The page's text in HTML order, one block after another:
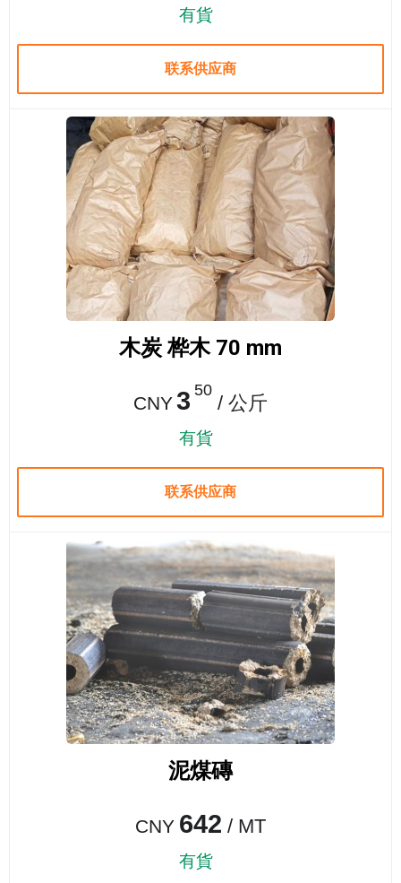
有貨
联系供应商
木炭 桦木 70 mm
CNY3 50
/ 公斤
有貨
联系供应商
泥煤磚
CNY 642 / MT
有貨